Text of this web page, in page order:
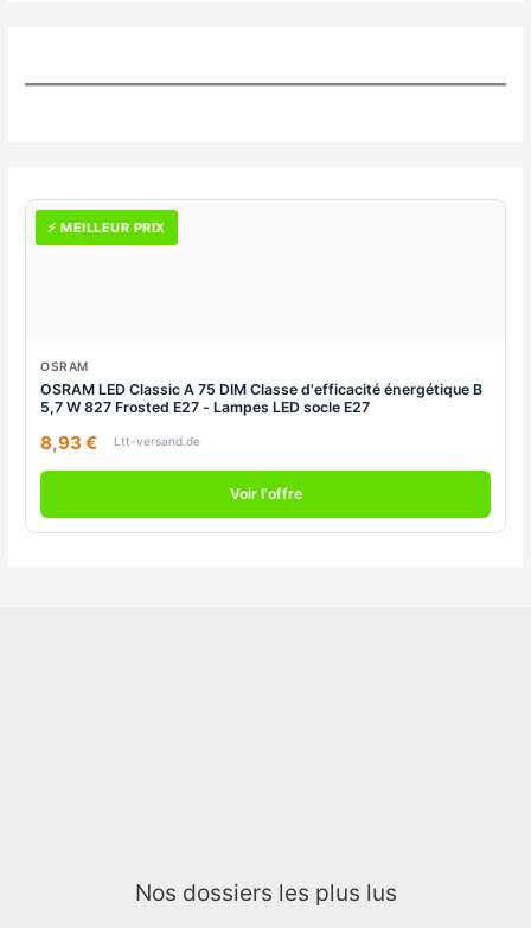
⚡ MEILLEUR PRIX
OSRAM
OSRAM LED Classic A 75 DIM Classe d'efficacité énergétique B
5,7 W 827 Frosted E27 - Lampes LED socle E27
8,93 € Ltt-versand.de
Voir l'offre
Nos dossiers les plus lus